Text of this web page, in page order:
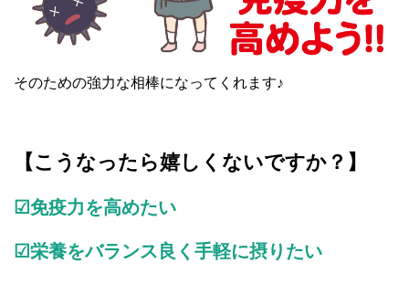
そのための強力な相棒になってくれます♪
【こうなったら嬉しくないですか？】
☑免疫力を高めたい
☑栄養をバランス良く手軽に摂りたい